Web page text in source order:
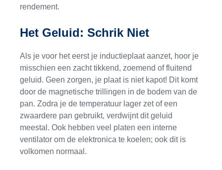
rendement.
Het Geluid: Schrik Niet
Als je voor het eerst je inductieplaat aanzet, hoor je
misschien een zacht tikkend, zoemend of fluitend
geluid. Geen zorgen, je plaat is niet kapot! Dit komt
door de magnetische trillingen in de bodem van de
pan. Zodra je de temperatuur lager zet of een
zwaardere pan gebruikt, verdwijnt dit geluid
meestal. Ook hebben veel platen een interne
ventilator om de elektronica te koelen; ook dit is
volkomen normaal.